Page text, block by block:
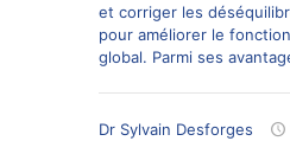
et corriger les
pour améliorer le
global. Parmi ses
Dr Sylvain Desforges